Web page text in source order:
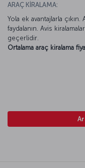
ARAÇ KİRALAMA:
Yola ek avantajlarla
faydalanın. Avis
geçerlidir.
Ortalama araç kiralama